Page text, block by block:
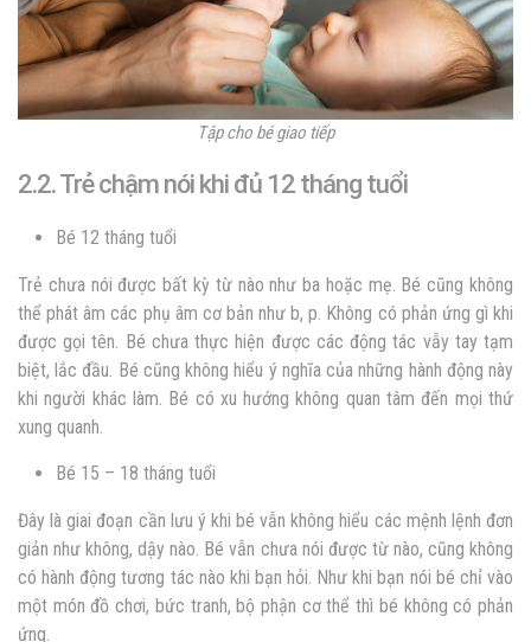
Tập cho bé giao tiếp
2.2. Trẻ chậm nói khi đủ 12 tháng tuổi
Bé 12 tháng tuổi
Trẻ chưa nói được bất kỳ từ nào như ba hoặc mẹ. Bé cũng không
thể phát âm các phụ âm cơ bản như b, p. Không có phản ứng gì khi
được gọi tên. Bé chưa thực hiện được các động tác vẫy tay tạm
biệt, lắc đầu. Bé cũng không hiểu ý nghĩa của những hành động này
khi người khác làm. Bé có xu hướng không quan tâm đến mọi thứ
xung quanh.
Bé 15 – 18 tháng tuổi
Đây là giai đoạn cần lưu ý khi bé vẫn không hiểu các mệnh lệnh đơn
giản như không, dậy nào. Bé vẫn chưa nói được từ nào, cũng không
có hành động tương tác nào khi bạn hỏi. Như khi bạn nói bé chỉ vào
một món đồ chơi, bức tranh, bộ phận cơ thể thì bé không có phản
ứng.